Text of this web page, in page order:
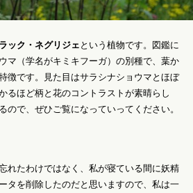
ック・ネグリジェ という植物です。図鑑に
マ（学名がキミキフーガ）の別種で、葉か
徴です。見た目はサラシナショウマとほぼ
るほど柄と花のコントラストが素晴らし
ので、ぜひご覧になっていってください。
れたわけではなく、私が寝ている間に妖精
タを削除したのだと思いますので、私は一